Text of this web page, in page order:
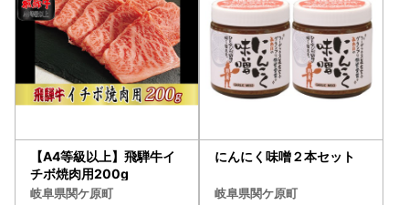
【A4等級以上】飛騨牛イ
チボ焼肉用200g
岐阜県関ケ原町
にんにく味噌２本セット
岐阜県関ケ原町